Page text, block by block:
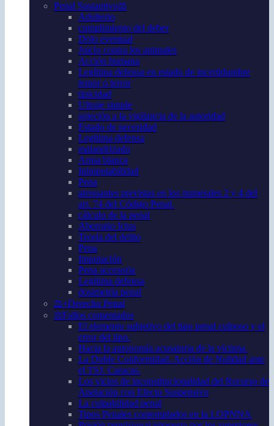
Penal Sustantivo⚖️
Adulterio
cumplimiento del deber
Dolo eventual
Juicio contra los animales
Acción humana
Legítima defensa en estado de incertidumbre
temor o terror
tipicidad
Ultraje simple
sujeción a la vigilancia de la autoridad
Estado de necesidad
Legítima defensa
malandrizado
Arma blanca
Inimputabilidad
Pena
atenuantes previstas en los numerales 2 y 4 del
art. 74 del Código Penal.
cálculo de la penal
Aberratio Ictus
Teoría del delito
Pena
Imputación
Pena accesoria
Legítima defensa
dosimetría penal
⚖️+Derecho Penal
⚖️Fallos comentados
El elemento subjetivo del tipo penal culposo y el
error del tipo.
Hacia la autonomía acusatoria de la víctima.
La Doble Conformidad. Acción de Nulidad ante
el TSJ. Caracas.
Los vicios de inconstitucionalidad del Recurso de
Apelación con Efecto Suspensivo
La culpabilidad penal
Tipos Penales contemplados en la LOPNNA